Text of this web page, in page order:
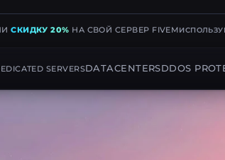
СКИДКУ 20% НА СВОЙ СЕРВЕР FIVEM
SERVERSDATACENTERSDDOS